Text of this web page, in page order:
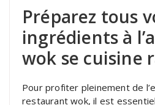
Préparez tous
ingrédients à
wok se cuisine
Pour profiter pleinement de
restaurant wok, il est